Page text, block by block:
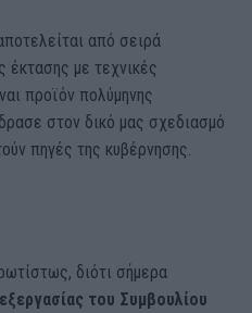
από σειρά
έκτασης με τεχνικές
προϊόν πολύμηνης
στον δικό μας σχεδιασμό
πηγές της κυβέρνησης.
διότι σήμερα
του Συμβουλίου